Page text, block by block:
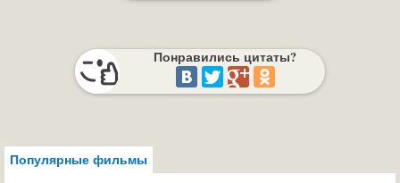
Понравились цитаты?
Популярные фильмы